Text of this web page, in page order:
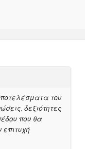
του
δεξιότητες
που θα
επιτυχή